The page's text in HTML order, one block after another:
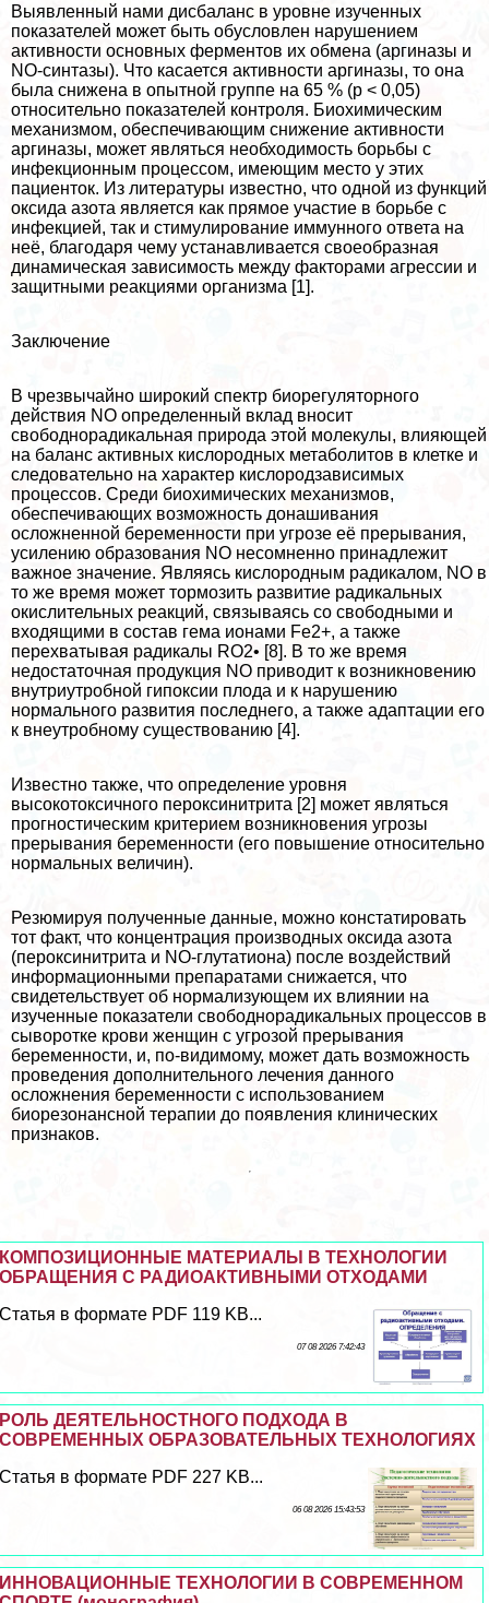
Выявленный нами дисбаланс в уровне изученных
показателей может быть обусловлен нарушением
активности основных ферментов их обмена (аргиназы и
NO-синтазы). Что касается активности аргиназы, то она
была снижена в опытной группе на 65 % (р < 0,05)
относительно показателей контроля. Биохимическим
механизмом, обеспечивающим снижение активности
аргиназы, может являться необходимость борьбы с
инфекционным процессом, имеющим место у этих
пациенток. Из литературы известно, что одной из функций
оксида азота является как прямое участие в борьбе с
инфекцией, так и стимулирование иммунного ответа на
неё, благодаря чему устанавливается своеобразная
динамическая зависимость между факторами агрессии и
защитными реакциями организма [1].
Заключение
В чрезвычайно широкий спектр биорегуляторного
действия NO определенный вклад вносит
свободнорадикальная природа этой молекулы, влияющей
на баланс активных кислородных метаболитов в клетке и
следовательно на хаpaктер кислородзависимых
процессов. Среди биохимических механизмов,
обеспечивающих возможность донашивания
осложненной беременности при угрозе её прерывания,
усилению образования NO несомненно принадлежит
важное значение. Являясь кислородным радикалом, NO в
то же время может тормозить развитие радикальных
окислительных реакций, связываясь со свободными и
входящими в состав гема ионами Fe2+, а также
перехватывая радикалы RO2• [8]. В то же время
недостаточная продукция NO приводит к возникновению
внутриутробной гипоксии плода и к нарушению
нормального развития последнего, а также адаптации его
к внеутробному существованию [4].
Известно также, что определение уровня
высокотоксичного пероксинитрита [2] может являться
прогностическим критерием возникновения угрозы
прерывания беременности (его повышение относительно
нормальных величин).
Резюмируя полученные данные, можно констатировать
тот факт, что концентрация производных оксида азота
(пероксинитрита и NO-глутатиона) после воздействий
информационными препаратами снижается, что
свидетельствует об нормализующем их влиянии на
изученные показатели свободнорадикальных процессов в
сыворотке крови женщин с угрозой прерывания
беременности, и, по-видимому, может дать возможность
проведения дополнительного лечения данного
осложнения беременности с использованием
биорезонансной терапии до появления клинических
признаков.
КОМПОЗИЦИОННЫЕ МАТЕРИАЛЫ В ТЕХНОЛОГИИ
ОБРАЩЕНИЯ С РАДИОАКТИВНЫМИ ОТХОДАМИ
Статья в формате PDF 119 KB...
07 08 2026 7:42:43
РОЛЬ ДЕЯТЕЛЬНОСТНОГО ПОДХОДА В
СОВРЕМЕННЫХ ОБРАЗОВАТЕЛЬНЫХ ТЕХНОЛОГИЯХ
Статья в формате PDF 227 KB...
06 08 2026 15:43:53
ИННОВАЦИОННЫЕ ТЕХНОЛОГИИ В СОВРЕМЕННОМ